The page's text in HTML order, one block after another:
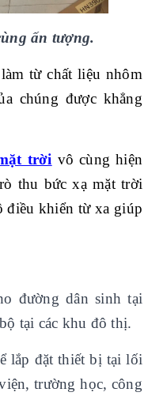
ấn tượng.
từ chất liệu nhôm
chúng được khẳng
trời vô cùng hiện
thu bức xạ mặt trời
điều khiển từ xa giúp
đường dân sinh tại
tại các khu đô thị.
lắp đặt thiết bị tại lối
trường học, công